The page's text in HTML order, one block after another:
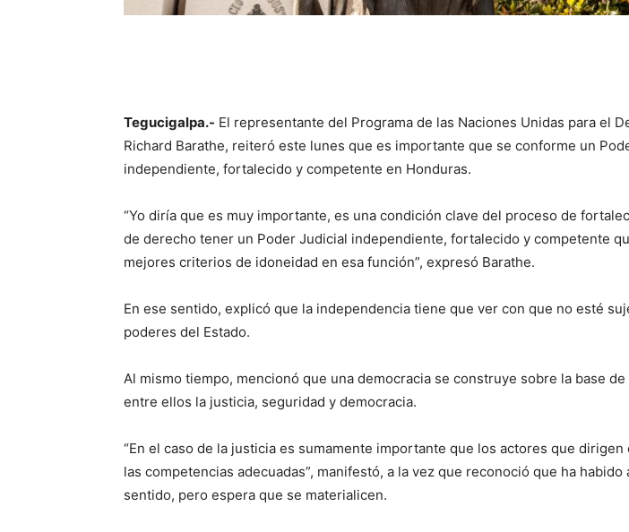
Tegucigalpa.- El representante del Programa de las Naciones Unidas para el
Richard Barathe, reiteró este lunes que es importante que se conforme un
independiente, fortalecido y competente en Honduras.
“Yo diría que es muy importante, es una condición clave del proceso de
de derecho tener un Poder Judicial independiente, fortalecido y competente
mejores criterios de idoneidad en esa función”, expresó Barathe.
En ese sentido, explicó que la independencia tiene que ver con que no esté
poderes del Estado.
Al mismo tiempo, mencionó que una democracia se construye sobre la base
entre ellos la justicia, seguridad y democracia.
“En el caso de la justicia es sumamente importante que los actores que dirigen
las competencias adecuadas”, manifestó, a la vez que reconoció que ha habido
sentido, pero espera que se materialicen.